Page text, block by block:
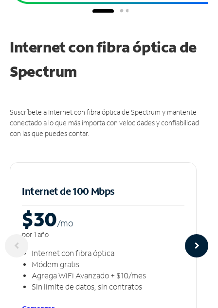
Internet con fibra óptica de
Spectrum
Suscríbete a Internet con fibra óptica de Spectrum y mantente
conectado a lo que más importa con velocidades y confiabilidad
con las que puedes contar.
Internet de 100 Mbps
$30/mo
por 1 año
Internet con fibra óptica
Módem gratis
Agrega WiFi Avanzado + $10/mes
Sin límite de datos, sin contratos